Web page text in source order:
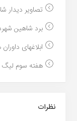
تصاویر دیدار
برد شاهین
ابلاغهای
هفته سوم لیگ
نظرات